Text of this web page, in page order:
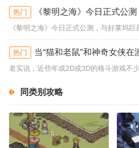
热门 《黎明之海》今日正式公测
热门 当“猫和老鼠”和神奇女侠在
同类别攻略